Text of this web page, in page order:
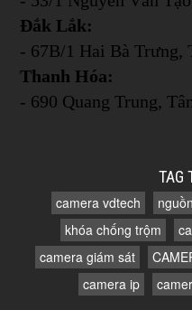
Đắk Lắk:
- 67B/1 Hai Bà Trưng,
Thanh Hóa:
- 690 Quang Trung,
TAG
camera vdtech
khóa chống trộm
camera giám sát
camera ip